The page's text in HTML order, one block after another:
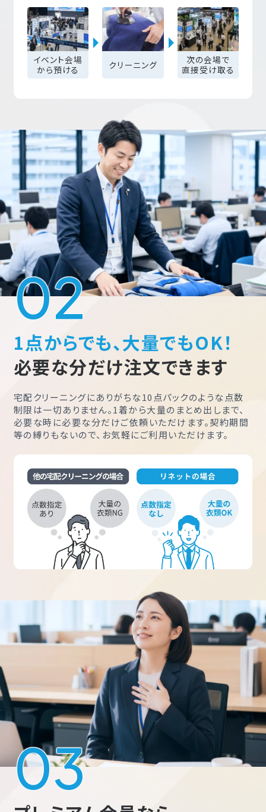
イベント会場
から預ける
クリーニング
次の会場で
直接受け取る
1点からでも、大量でもOK！
必要な分だけ注文できます
宅配クリーニングにありがちな10点パックのような点数
制限は一切ありません。1着から大量のまとめ出しまで、
必要な時に必要な分だけご依頼いただけます。契約期間
等の縛りもないので、お気軽にご利用いただけます。